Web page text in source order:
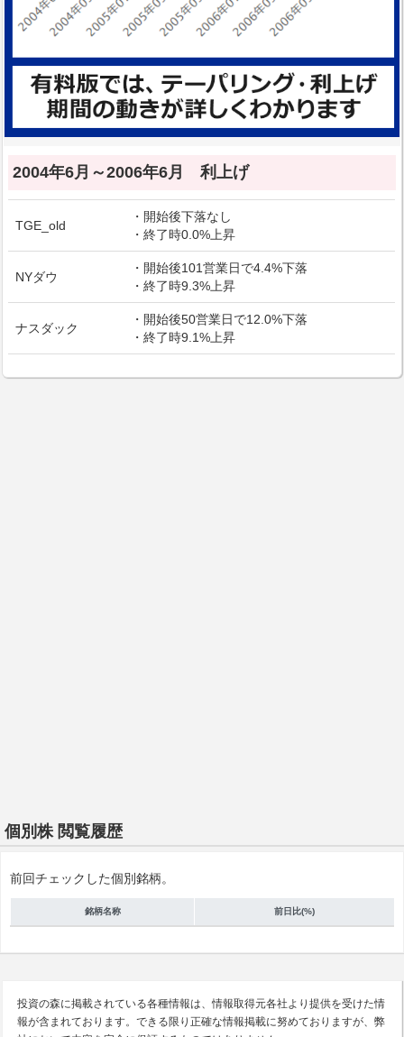
2004年6月～2006年6月 利上げ
TGE_old
・開始後下落なし
・終了時0.0%上昇
NYダウ
・開始後101営業日で4.4%下落
・終了時9.3%上昇
ナスダック
・開始後50営業日で12.0%下落
・終了時9.1%上昇
個別株 閲覧履歴
前回チェックした個別銘柄。
銘柄名称 前日比(%)
投資の森に掲載されている各種情報は、情報取得元各社より提供を受けた情
報が含まれております。できる限り正確な情報掲載に努めておりますが、弊